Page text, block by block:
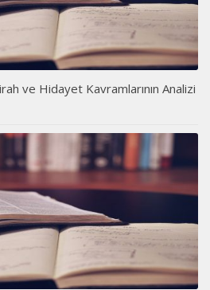
ve Hidayet Kavramlarının Analizi